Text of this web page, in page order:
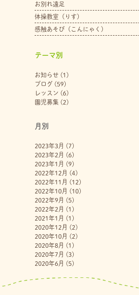
お別れ遠足
体操教室（りす）
感触あそび（こんにゃく）
テーマ別
お知らせ(1)
ブログ(59)
レッスン (6)
園児募集 (2)
月別
2023年3月 (7)
2023年2月 (6)
2023年1月 (9)
2022年12月 (4)
2022年11月 (12)
2022年10月 (10)
2022年9月 (5)
2022年2月 (1)
2021年1月 (1)
2020年12月 (2)
2020年10月 (2)
2020年8月 (1)
2020年7月 (3)
2020年6月 (5)